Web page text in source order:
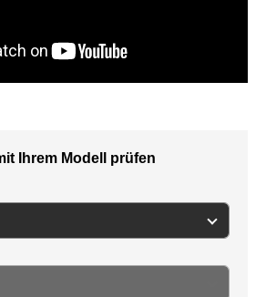
Ihrem Modell prüfen